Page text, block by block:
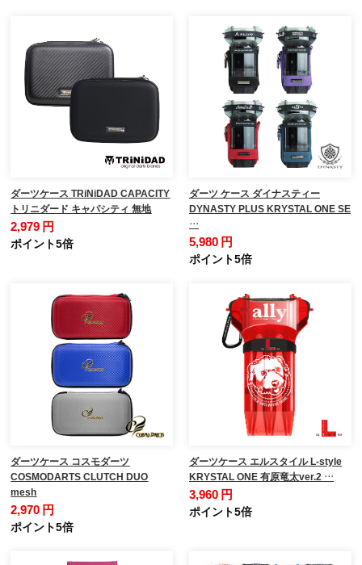
ダーツケース TRiNiDAD CAPACITY
トリニダード キャパシティ 無地
2,979 円
ポイント5倍
ダーツ ケース ダイナスティー
DYNASTY PLUS KRYSTAL ONE SE
…
5,980 円
ポイント5倍
ダーツケース コスモダーツ
COSMODARTS CLUTCH DUO
mesh
2,970 円
ポイント5倍
ダーツケース エルスタイル L-style
KRYSTAL ONE 有原竜太ver.2 …
3,960 円
ポイント5倍